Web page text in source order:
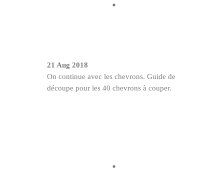
21 Aug 2018
On continue avec les chevrons. Guide de
découpe pour les 40 chevrons à couper.